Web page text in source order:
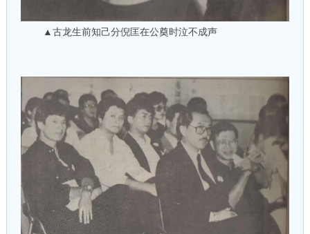
▲古龙生前知己分倪匡在公奠时泣不成声